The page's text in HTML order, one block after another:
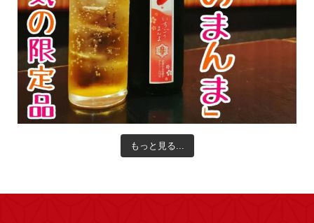
もっと見る...